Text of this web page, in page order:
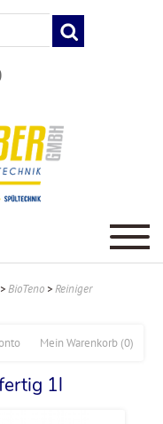
>BioTeno >Reiniger
Mein Warenkorb (0)
1l